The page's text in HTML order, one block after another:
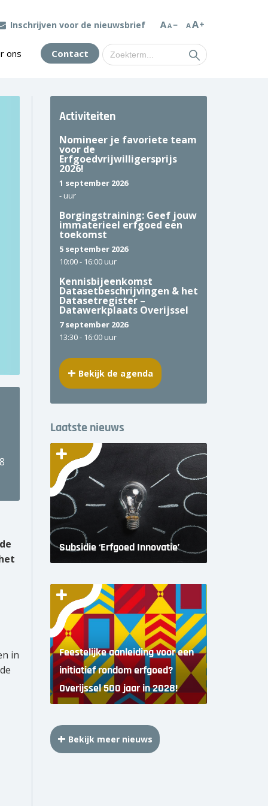
Inschrijven voor de nieuwsbrief
ons Contact
Zoek
naar:
in
Activiteiten
Nomineer je favoriete team
voor de
Erfgoedvrijwilligersprijs
2026!
1 september 2026
- uur
Borgingstraining: Geef jouw
immaterieel erfgoed een
toekomst
5 september 2026
10:00 - 16:00 uur
Kennisbijeenkomst
Datasetbeschrijvingen & het
Datasetregister –
Datawerkplaats Overijssel
7 september 2026
13:30 - 16:00 uur
Bekijk de agenda
Laatste nieuws
Subsidie ‘Erfgoed Innovatie’
Feestelijke aanleiding voor een
initiatief rondom erfgoed?
Overijssel 500 jaar in 2028!
Bekijk meer nieuws